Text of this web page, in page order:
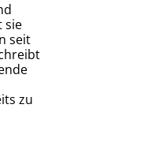
sie
seit
zu